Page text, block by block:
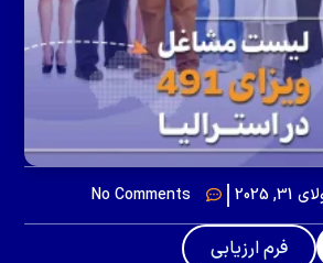
2025
No Comments
فرم ارزیابی